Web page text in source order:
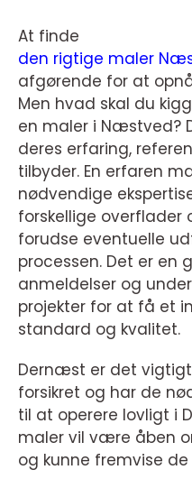
At finde
den rigtige maler
afgørende for at
Men hvad skal du
en maler i Næstved?
deres erfaring,
tilbyder. En erfaren
nødvendige
forskellige
forudse eventuelle
processen. Det er en
anmeldelser og
projekter for at få et
standard og kvalitet.
Dernæst er det
forsikret og har de
til at operere lovligt i
maler vil være åben
og kunne fremvise